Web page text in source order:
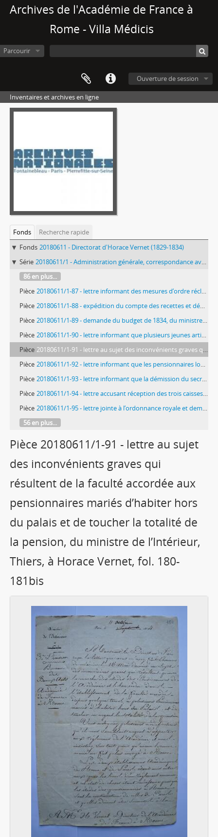
Archives de l'Académie de France à
Rome - Villa Médicis
Parcourir
Ouverture de session
Inventaires et archives en ligne
Fonds
Recherche rapide
Fonds 20180611 - Directorat d'Horace Vernet (1829-1834)
Série 20180611/1 - Administration générale, correspondance avec la tutelle, suivi des pensionnaires
86 en plus...
Pièce 20180611/1-87 - lettre informant des mesures d’ordre réclamées par le Trésor pour la plus grande régularité des comptes, du ministre de l’Intérieur, Thiers, à Horace Vernet, fol. 172-173
Pièce 20180611/1-88 - expédition du compte des recettes et dépenses pour 1833, du ministre de l’Intérieur, Thiers, à Horace Vernet, fol. 174-175
Pièce 20180611/1-89 - demande du budget de 1834, du ministre de l’Intérieur, Thiers, à Horace Vernet, fol. 176-177
Pièce 20180611/1-90 - lettre informant que plusieurs jeunes artistes belges envoyés à Rome pourront prendre part aux études qui se font à l’Académie (dessiner et modeler d’après le modèle vivant), du ministre de l’Intérieur, Thiers, à Horace Vernet, fol. 178-179
Pièce 20180611/1-91 - lettre au sujet des inconvénients graves qui résultent de la faculté accordée aux pensionnaires mariés d’habiter hors du palais et de toucher la totalité de la pension, du ministre de l’Intérieur, Thiers, à Horace Vernet, fol. 180-181bis
Pièce 20180611/1-92 - lettre informant que les pensionnaires logés hors du palais y retourneront avant le 31 décembre et demandant que cet ordre soit observé à l’avenir, du ministre de l’Intérieur, Thiers, à Ingres, futur directeur, fol. 182-183
Pièce 20180611/1-93 - lettre informant que la démission du secrétaire bibliothécaire Mauduit est acceptée à partir du 1er janvier 1835 et désignant M. Lego pour le remplacer, du ministre de l’Intérieur, Thiers, à Horace Vernet, fol. 184-185
Pièce 20180611/1-94 - lettre accusant réception des trois caisses des antiquités, du directeur des musées royaux, le comte de Forbin, à Horace Vernet, fol. 186-187
Pièce 20180611/1-95 - lettre jointe à l’ordonnance royale et demandant d’établir le tableau général des propriétés de l’État, servant de sous-pochette contenant les folios 189 à 191quater, du ministre de l’Intérieur à Horace Vernet, fol. 188
56 en plus...
Pièce 20180611/1-91 - lettre au sujet
des inconvénients graves qui
résultent de la faculté accordée aux
pensionnaires mariés d’habiter hors
du palais et de toucher la totalité de
la pension, du ministre de l’Intérieur,
Thiers, à Horace Vernet, fol. 180-
181bis